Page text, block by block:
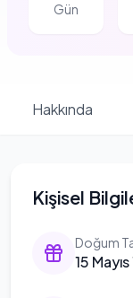
Gün
Hakkında
Kişisel
Doğum
15